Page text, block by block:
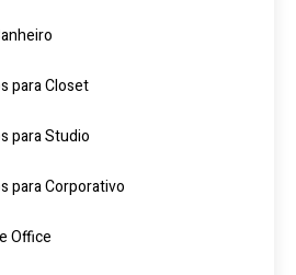
para Closet
para Studio
para Corporativo
Office